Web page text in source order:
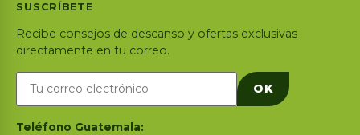
SUSCRÍBETE
Recibe consejos de descanso y ofertas exclusivas
directamente en tu correo.
OK
Teléfono Guatemala: